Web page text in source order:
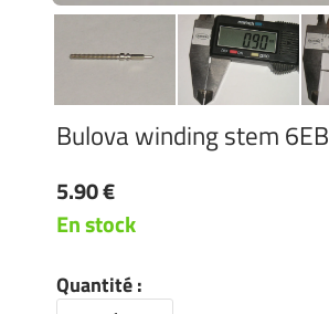
Bulova winding stem 6EB
5.90 €
En stock
Quantité :